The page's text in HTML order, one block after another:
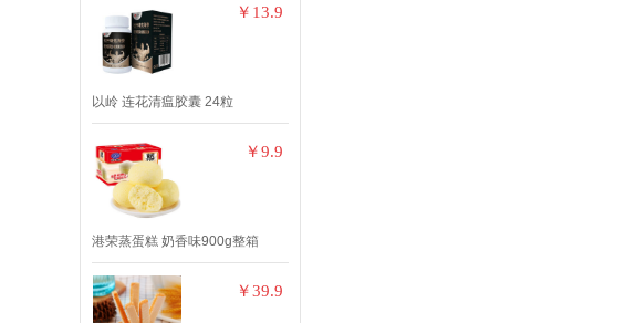
￥13.9
以岭 连花清瘟胶囊 24粒
￥9.9
港荣蒸蛋糕 奶香味900g整箱
￥39.9